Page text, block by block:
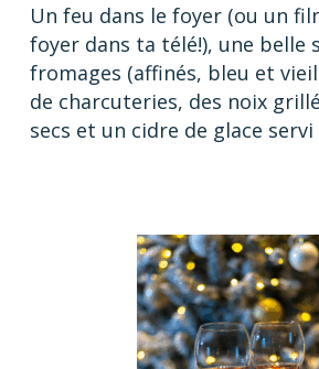
Un feu dans le foyer (ou un
foyer dans ta télé!), une belle
fromages (affinés, bleu et
de charcuteries, des noix
secs et un cidre de glace